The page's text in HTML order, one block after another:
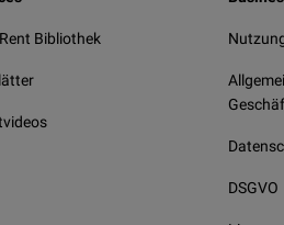
Bibliothek
DSGVO